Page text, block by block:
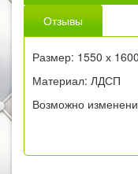
Отзывы
Размер: 1550 х
Материал: ЛДСП
Возможно